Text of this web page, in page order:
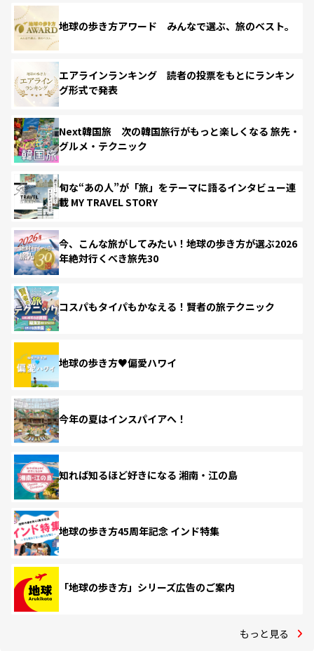
地球の歩き方アワード みんなで選ぶ、旅のベスト。
エアラインランキング 読者の投票をもとにランキン
グ形式で発表
Next韓国旅 次の韓国旅行がもっと楽しくなる 旅先・
グルメ・テクニック
旬な“あの人”が「旅」をテーマに語るインタビュー連
載 MY TRAVEL STORY
今、こんな旅がしてみたい！地球の歩き方が選ぶ2026
年絶対行くべき旅先30
コスパもタイパもかなえる！賢者の旅テクニック
地球の歩き方♥偏愛ハワイ
今年の夏はインスパイアへ！
知れば知るほど好きになる 湘南・江の島
地球の歩き方45周年記念 インド特集
「地球の歩き方」シリーズ広告のご案内
もっと見る